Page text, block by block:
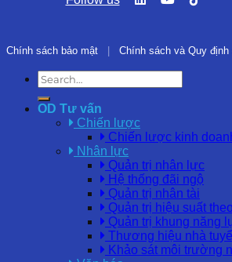
Chính sách bảo mật | Chính sách và Quy định
OD Tư vấn
Chiến lược
Chiến lược kinh
Nhân lực
Quản trị nhân lực
Hệ thống đãi ngộ
Quản trị nhân tài
Quản trị hiệu suất
Quản trị khung năng
Thương hiệu nhà
Khảo sát môi trường